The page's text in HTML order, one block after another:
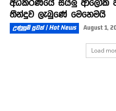
අධිකරණයේ සියලු ආලෝක
තීන්දුව ලැබුණේ මෙහෙමයි
උණුසුම් පුවත් | Hot News August 1,
Load